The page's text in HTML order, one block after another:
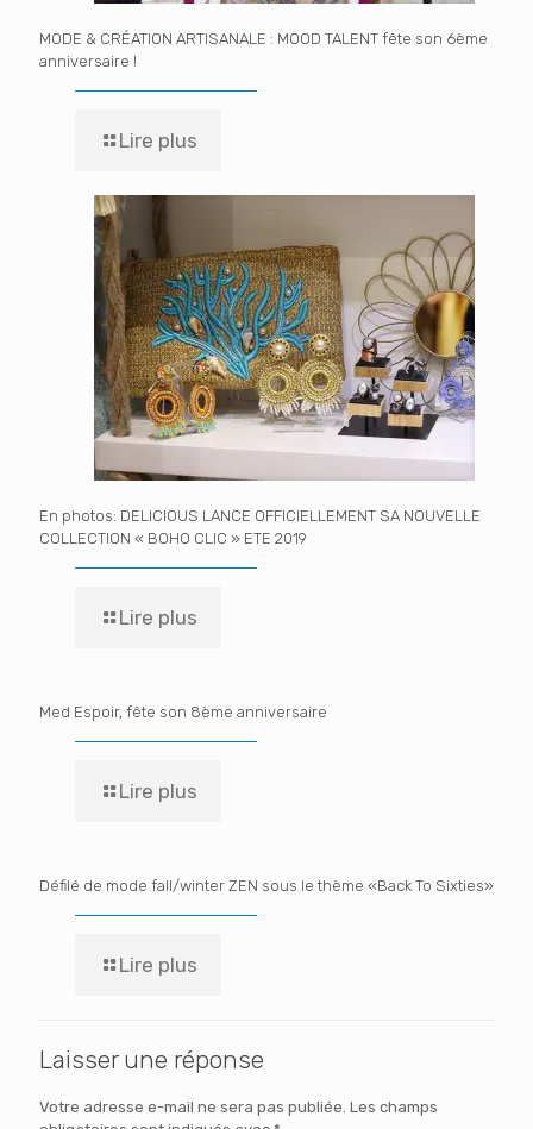
MODE & CRÉATION ARTISANALE : MOOD TALENT fête son 6ème
anniversaire !
Lire plus
En photos: DELICIOUS LANCE OFFICIELLEMENT SA NOUVELLE
COLLECTION « BOHO CLIC » ETE 2019
Lire plus
Med Espoir, fête son 8ème anniversaire
Lire plus
Défilé de mode fall/winter ZEN sous le thème «Back To Sixties»
Lire plus
Laisser une réponse
Votre adresse e-mail ne sera pas publiée. Les champs